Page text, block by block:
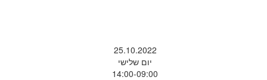
25.10.2022
יום שלישי
14:00-09:00